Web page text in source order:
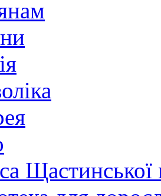
Щастинської